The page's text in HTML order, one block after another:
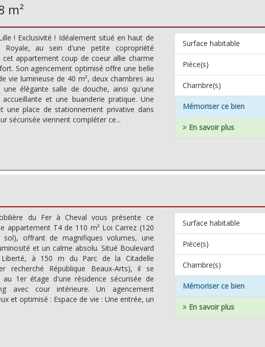
m²
! Exclusivité ! Idéalement situé en haut de
Royale, au sein d'une petite copropriété
cet appartement coup de coeur allie charme
Son agencement optimisé offre une belle
vie lumineuse de 40 m², deux chambres au
une élégante salle de douche, ainsi qu'une
accueillante et une buanderie pratique. Une
une place de stationnement privative dans
sécurisée viennent compléter ce...
Surface habitable
Pièce(s)
Chambre(s)
Mémoriser ce bien
En savoir plus
du Fer à Cheval vous présente ce
appartement T4 de 110 m² Loi Carrez (120
sol), offrant de magnifiques volumes, une
et un calme absolu. Situé Boulevard
à 150 m du Parc de la Citadelle
recherché République Beaux-Arts), il se
au 1er étage d'une résidence sécurisée de
avec cour intérieure. Un agencement
et optimisé : Espace de vie : Une entrée, un
Surface habitable
Pièce(s)
Chambre(s)
Mémoriser ce bien
En savoir plus